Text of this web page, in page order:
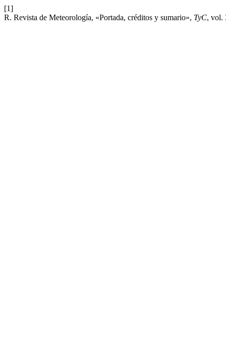
[1]
R. Revista de Meteorología, «Portada, créditos y sumario», TyC, vol.